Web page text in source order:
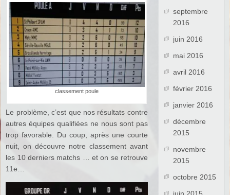
classement poule
Le problème, c’est que nos résultats contre
autres équipes qualifiées ne nous sont pas
trop favorable. Du coup, après une courte
nuit, on découvre notre classement avant
les 10 derniers matchs … et on se retrouve
11e…
septembre
2016
juin 2016
mai 2016
avril 2016
février 2016
janvier 2016
décembre
2015
novembre
2015
octobre 2015